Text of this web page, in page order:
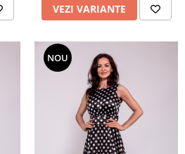
VEZI VARIANTE
NOU